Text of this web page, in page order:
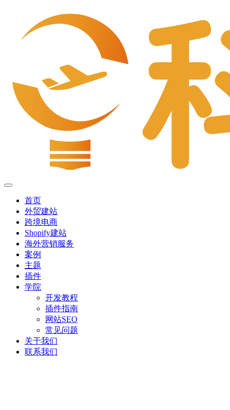
首页
外贸建站
跨境电商
Shopify建站
海外营销服务
案例
主题
插件
学院
开发教程
插件指南
网站SEO
常见问题
关于我们
联系我们